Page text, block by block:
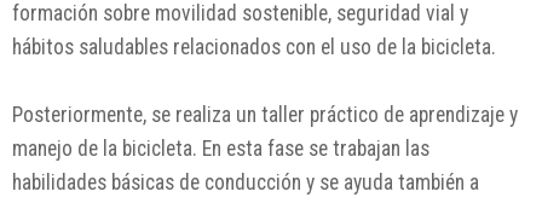
formación sobre movilidad sostenible, seguridad vial y
hábitos saludables relacionados con el uso de la bicicleta.
Posteriormente, se realiza un taller práctico de aprendizaje y
manejo de la bicicleta. En esta fase se trabajan las
habilidades básicas de conducción y se ayuda también a